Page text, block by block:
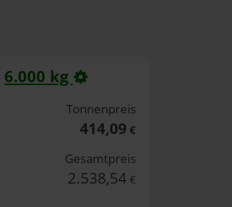
6.000 kg
Tonnenpreis
414,09 €
Gesamtpreis
2.538,54 €